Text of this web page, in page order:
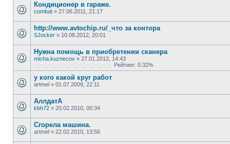
Кондиционер в гараже.
combat » 27.06.2011, 21:17
http://www.avtochip.ru/_что за контора
SJocker » 10.08.2012, 20:01
Нужна помощь в приобретении сканера
micha.kuznecov » 27.01.2012, 14:43
Рейтинг: 0.32%
у кого какой круг работ
artmel » 01.07.2009, 22:11
АллдатА
kbh72 » 20.02.2010, 00:34
Сгорела машина.
artmel » 22.02.2010, 13:56